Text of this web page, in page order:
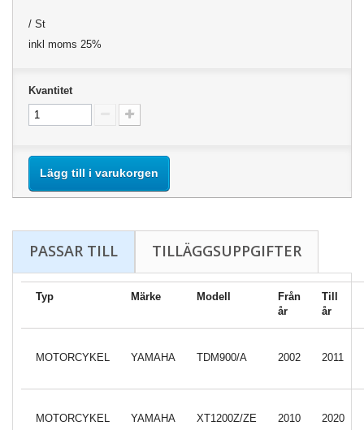
/ St
inkl moms 25%
Kvantitet
Lägg till i varukorgen
PASSAR TILL TILLÄGGSUPPGIFTER
Typ Märke Modell
Från
år
Till
år
MOTORCYKEL YAMAHA TDM900/A 2002 2011
MOTORCYKEL YAMAHA XT1200Z/ZE 2010 2020